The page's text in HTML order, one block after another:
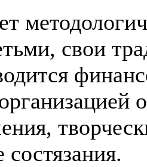
свои